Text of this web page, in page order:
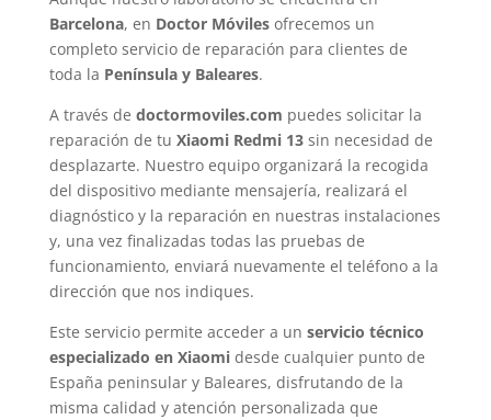
Barcelona, en Doctor Móvilesofrecemos un
completo servicio de reparación para clientes de
toda la Península y Baleares.
A través de doctormoviles.com puedes solicitar la
reparación de tu Xiaomi Redmi 13sin necesidad de
desplazarte. Nuestro equipo organizará la recogida
del dispositivo mediante mensajería, realizará el
diagnóstico y la reparación en nuestras instalaciones
y, una vez finalizadas todas las pruebas de
funcionamiento, enviará nuevamente el teléfono a la
dirección que nos indiques.
Este servicio permite acceder a un servicio técnico
especializado en Xiaomidesde cualquier punto de
España peninsular y Baleares, disfrutando de la
misma calidad y atención personalizada que